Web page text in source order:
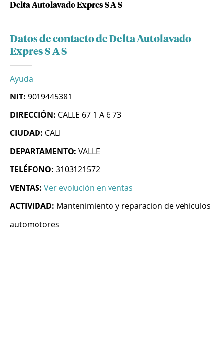
Delta Autolavado Expres S A S
Datos de contacto de Delta Autolavado
Expres S A S
Ayuda
NIT: 9019445381
DIRECCIÓN: CALLE 67 1 A 6 73
CIUDAD: CALI
DEPARTAMENTO: VALLE
TELÉFONO: 3103121572
VENTAS: Ver evolución en ventas
ACTIVIDAD: Mantenimiento y reparacion de vehiculos
automotores